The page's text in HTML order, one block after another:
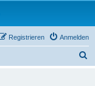
Anmelden
Registrieren